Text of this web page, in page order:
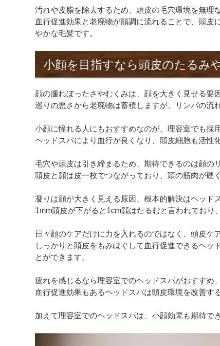
汚れや皮脂を除去するため、頭皮の毛穴環境を無理
血行促進効果と老廃物が順調に流れることで、頭
やかな毛髪です。
小顔を目指すなら頭皮のたるみ
顔の腫れぼったさやむくみは、顔を大きく見せる要
巡りの悪さから老廃物は蓄積しますが、リンパの流
小顔に憧れる人にもおすすめなのが、理容室でも採
ヘッドスパにより血行が良くなり、頭皮細胞も活性
毛穴や頭皮は引き締まるため、期待できるのは顔の
頭皮と顔は皮一枚でつながっており、頭の筋肉が硬
凝りは顔が大きく見える原因、根本的解決はヘッド
1mm頭皮が下がると1cm顔はたるむと言われており
日々顔のケアだけに力を入れるのではなく、頭皮ケ
しっかりと頭皮をもみほぐして血行促進できるヘッ
とができます。
疲れを感じるなら理容室でのヘッドスパがおすすめ
血行促進効果もあるヘッドスパは頭皮環境を改善す
加えて理容室でのヘッドスパは、小顔効果も期待で